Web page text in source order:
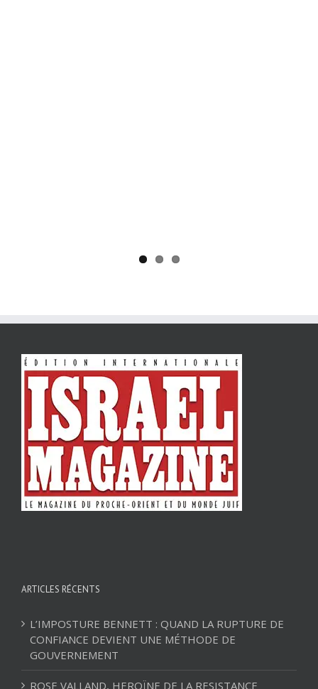
ARTICLES RÉCENTS
L’IMPOSTURE BENNETT : QUAND LA RUPTURE DE
CONFIANCE DEVIENT UNE MÉTHODE DE
GOUVERNEMENT
ROSE VALLAND, HEROÏNE DE LA RESISTANCE